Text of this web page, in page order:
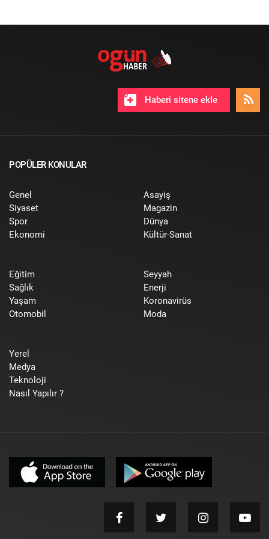
Haberi sitene ekle
POPÜLER KONULAR
Genel
Siyaset
Spor
Ekonomi
Asayiş
Magazin
Dünya
Kültür-Sanat
Eğitim
Sağlık
Yaşam
Otomobil
Seyyah
Enerji
Koronavirüs
Moda
Yerel
Medya
Teknoloji
Nasıl Yapılır ?